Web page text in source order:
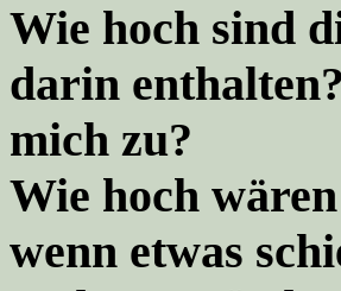
Wie hoch sind
darin
mich zu?
Wie hoch
wenn etwas